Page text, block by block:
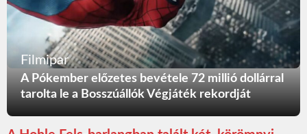
Filmipar
A Pókember előzetes bevétele 72 millió dollárral
tarolta le a Bosszúállók Végjáték rekordját